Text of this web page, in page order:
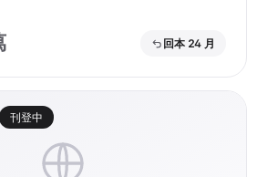
回本 24 月
刊登中